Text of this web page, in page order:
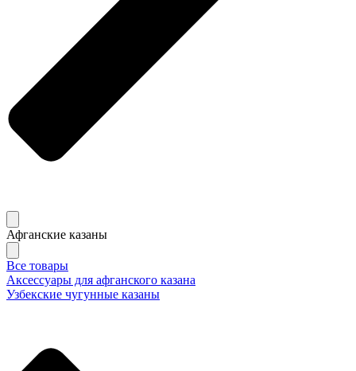
Афганские казаны
Все товары
Аксессуары для афганского казана
Узбекские чугунные казаны